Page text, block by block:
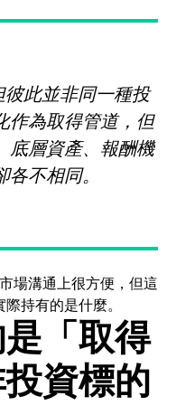
此並非同一種投
作為取得管道，但
底層資產、報酬機
不相同。
場溝通上很方便，但這
持有的是什麼。
「取得
資標的